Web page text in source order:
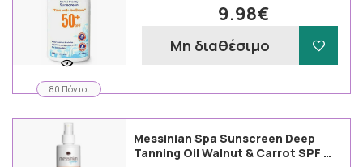
80 Πόντοι
9.98€
Μη διαθέσιμο
Messinian Spa Sunscreen Deep
Tanning Oil Walnut & Carrot SPF …